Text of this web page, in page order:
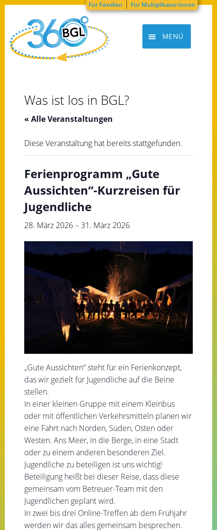
Für Familien | Für Multiplikator:innen
Zum
Inhalt
springen
MENÜ
Was ist los in BGL?
« Alle Veranstaltungen
Diese Veranstaltung hat bereits stattgefunden.
Ferienprogramm „Gute
Aussichten“-Kurzreisen für
Jugendliche
28. März 2026–31. März 2026
„Gute Aussichten“ steht für ein Ferienkonzept,
das wir gezielt für Jugendliche auf die Beine
stellen.
In einer kleinen Gruppe mit einem Kleinbus
oder mit öffentlichen Verkehrsmitteln planen wir
eine Fahrt nach Norden, Süden, Osten oder
Westen. Ans Meer, in die Berge, in eine Stadt
oder zu einem anderen besonderen Ziel.
Jugendliche zu beteiligen ist uns wichtig!
Beteiligung heißt bei dieser Reise, dass diese
gemeinsam vom Betreuer-Team mit den
Jugendlichen geplant wird.
In zwei bis drei Online-Treffen ab dem Frühjahr
werden wir das alles gemeinsam besprechen.